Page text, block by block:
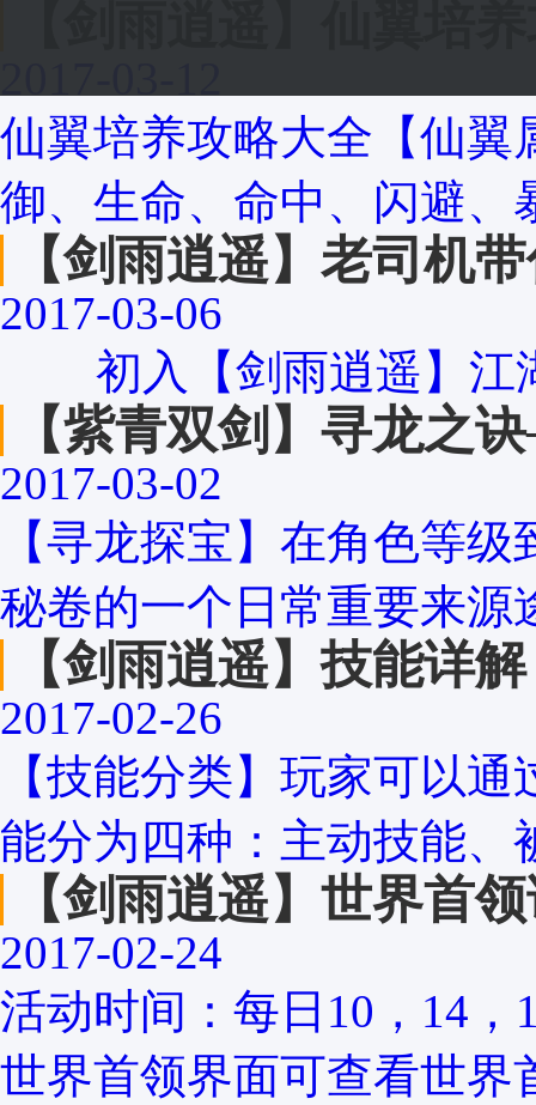
仙翼培养攻略大全【仙翼
御、生命、命中、闪避、
【剑雨逍遥】老司机
2017-03-06
初入【剑雨逍遥】江
【紫青双剑】寻龙之
2017-03-02
【寻龙探宝】在角色等
秘卷的一个日常重要来源
【剑雨逍遥】技能详解
2017-02-26
【技能分类】玩家可以
能分为四种：主动技能、
【剑雨逍遥】世界首
2017-02-24
活动时间：每日10，14
世界首领界面可查看世界